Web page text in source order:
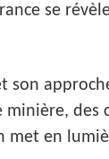
se
son
des
met en